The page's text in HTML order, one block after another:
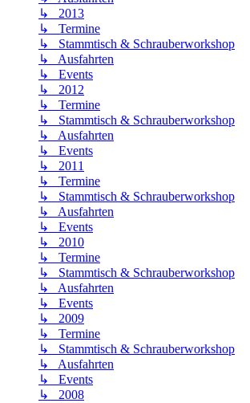
↳ 2013
↳ Termine
↳ Stammtisch & Schrauberworkshop
↳ Ausfahrten
↳ Events
↳ 2012
↳ Termine
↳ Stammtisch & Schrauberworkshop
↳ Ausfahrten
↳ Events
↳ 2011
↳ Termine
↳ Stammtisch & Schrauberworkshop
↳ Ausfahrten
↳ Events
↳ 2010
↳ Termine
↳ Stammtisch & Schrauberworkshop
↳ Ausfahrten
↳ Events
↳ 2009
↳ Termine
↳ Stammtisch & Schrauberworkshop
↳ Ausfahrten
↳ Events
↳ 2008